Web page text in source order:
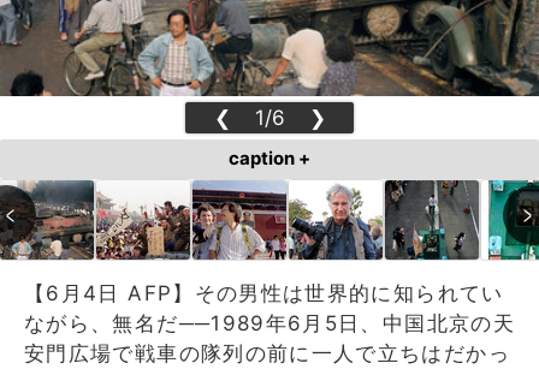
❮ 1/6 ❯
caption +
【6月4日 AFP】その男性は世界的に知られてい
ながら、無名だ──1989年6月5日、中国北京の天
安門広場で戦車の隊列の前に一人で立ちはだかっ